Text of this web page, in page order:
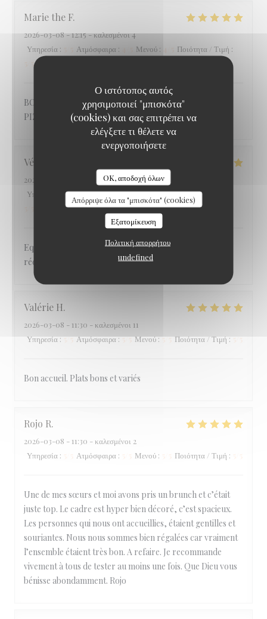
Ο ιστότοπος αυτός
χρησιμοποιεί "μπισκότα"
(cookies) και σας επιτρέπει να
ελέγξετε τι θέλετε να
ενεργοποιήσετε
OK, αποδοχή όλων
Απόρριψε όλα τα "μπισκότα" (cookies)
Εξατομίκευση
Πολιτική απορρήτου
undefined
Marie the F
2026-03-08- 12:15 - καλεσμένοι 4
Υπηρεσία : Ατμόσφαιρα : Μενού : Ποιότητα / Τιμή :
/5
BON CHOIX POUR LES ENTREES, LES PLATS, LES
PIZZAS, ET LES DESSERTS
Véronique
2026-03-07
- 19:30 - καλεσμένοι 19
Υπηρεσία
5/5 Ατμόσφαιρα:4/5 Μενού:5/5 Ποιότητα / Τιμή
Equipe conciliante, malgré le nombre des personnes
réduites à la dernière minute
Valérie H
2026-03-08 - 11:30 - καλεσμένοι 11
Υπηρεσία:5/5 Ατμόσφαιρα:5/5 Μενού:5/5 Ποιότητα / Τιμή :
Bon accueil. Plats bons et variés
Rojo R
2026-03-08 - 11:30 - καλεσμένοι 2
Υπηρεσία : Ατμόσφαιρα : Μενού : Ποιότητα / Τιμή :
Une de mes sœurs et moi avons pris un brunch et c’était
juste top. Le cadre est hyper bien décoré, c’est spacieux.
Les personnes qui nous ont accueillies, étaient gentilles et
souriantes. Nous nous sommes bien régalées car vraiment
l’ensemble étaient très bon. A refaire. Je recommande
vivement à tous de tester au moins une fois. Que Dieu vous
bénisse abondamment. Rojo